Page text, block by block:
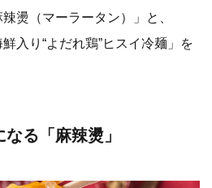
燙（マーラータン）」と、
入り“よだれ鶏”ヒスイ冷麺」を
る「麻辣燙」